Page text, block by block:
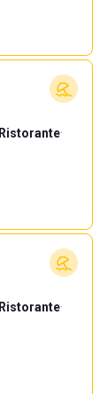
Ristorante·
Ristorante·